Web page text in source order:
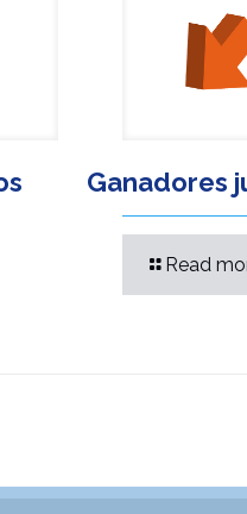
Ganadores
Read